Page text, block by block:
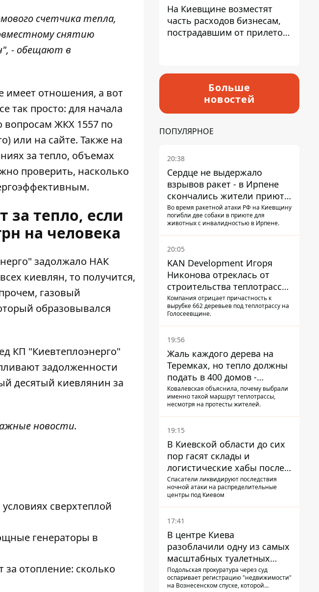
счетчика тепла,
снятию
- обещают в
имеет отношения, а вот
так просто: для начала
вопросам ЖКХ 1557 по
или на сайте. Также на
за тепло, объемах
проверить, насколько
тепло, если
на человека
задолжало НАК
киевлян, то получится,
газовый
образовывался
КП "Киевтеплоэнерго"
задолженности
десятый киевлянин за
новости.
сверхтеплой
генераторы в
отопление: сколько
На Киевщине возместят
часть расходов бизнесам,
пострадавшим от прилетов
Больше
новостей
ПОПУЛЯРНОЕ
20:38
Сердце не выдержало
взрывов ракет - в Ирпене
скончались жители приюта
для собак с инвалидностью
Во время ракетной атаки РФ на Киевщину
погибли две собаки в приюте для
животных с инвалидностью в Ирпене.
20:05
KAN Development Игоря
Никонова отреклась от
строительства теплотрассы
на Теремках
Компания отрицает причастность к
вырубке 662 деревьев под теплотрассу на
Голосеевщине.
19:56
Жаль каждого дерева на
Теремках, но тепло должны
подать в 400 домов -
депутат Киевсовета
Ковалевская объяснила, почему выбрали
именно такой маршрут теплотрассы,
несмотря на протесты жителей.
19:15
В Киевской области до сих
пор гасят склады и
логистические хабы после
прилетов ракет - ГСЧС
Спасатели ликвидируют последствия
ночной атаки на распределительные
центры под Киевом
17:41
В центре Киева
разоблачили одну из самых
масштабных туалетных
схем с фиктивным домом
Подольская прокуратура через суд
оспаривает регистрацию "недвижимости"
на Вознесенском спуске, которой